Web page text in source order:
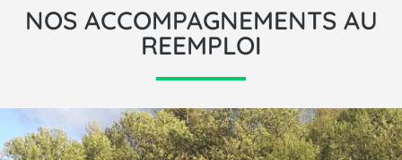
NOS ACCOMPAGNEMENTS AU
REEMPLOI